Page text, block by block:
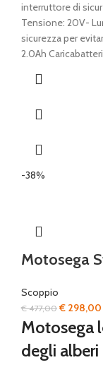
interruttore di
Tensione: 20V-
sicurezza per
2.0Ah
-38%
Motosega
Scoppio
€477,00Il
prezzo
originale
era:
€ 298,00
Motosega
degli alberi